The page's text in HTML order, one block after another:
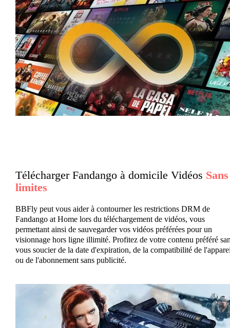
Télécharger Fandango à domicile Vidéos Sans
limites
BBFly peut vous aider à contourner les restrictions DRM de
Fandango at Home lors du téléchargement de vidéos, vous
permettant ainsi de sauvegarder vos vidéos préférées pour un
visionnage hors ligne illimité. Profitez de votre contenu préféré
vous soucier de la date d'expiration, de la compatibilité de
ou de l'abonnement sans publicité.